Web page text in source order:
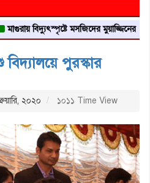
বিদ্যুৎস্পৃষ্টে মসজিদের মুয়াজ্জিনের মৃত্যু
পুরস্কার
২০২০ ১০১১ Time View